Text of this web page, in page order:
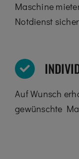
Maschine
Notdienst
Auf Wunsch
gewünschte